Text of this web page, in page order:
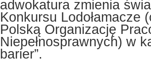
adwokatura zmienia
Konkursu Lodołamacze
Polską Organizację
Niepełnosprawnych) w
barier”.